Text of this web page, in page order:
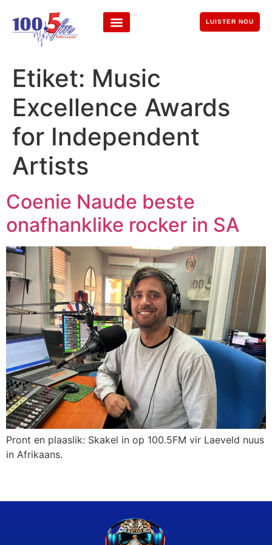
LUISTER NOU
Etiket: Music
Excellence Awards
for Independent
Artists
Coenie Naude beste
onafhanklike rocker in SA
Pront en plaaslik: Skakel in op 100.5FM vir Laeveld nuus
in Afrikaans.